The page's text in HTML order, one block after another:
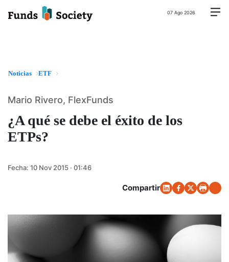
07 Ago 2026
Noticias ETF
¿A qué se debe el éxito de los
ETPs?
Mario Rivero, FlexFunds
Fecha: 10 Nov 2015 · 01:46
Compartir